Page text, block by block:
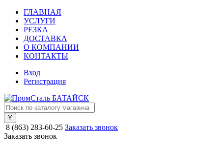
ГЛАВНАЯ
УСЛУГИ
РЕЗКА
ДОСТАВКА
О КОМПАНИИ
КОНТАКТЫ
Вход
Регистрация
8 (863) 283-60-25 Заказать звонок
Заказать звонок